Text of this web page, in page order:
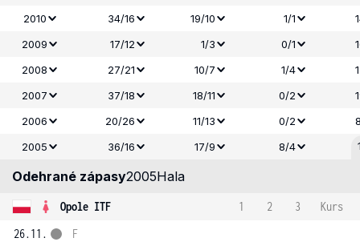
2010
34/16 19/10 1/1
2009
17/12 1/3 0/1
2008
27/21 10/7 1/4
2007
37/18 18/11 0/2
2006
20/26 11/13 0/2
2005
36/16 17/9 8/4
Odehrané zápasy2005Hala
Opole ITF 1 2 3
Kurs
26.11.
F